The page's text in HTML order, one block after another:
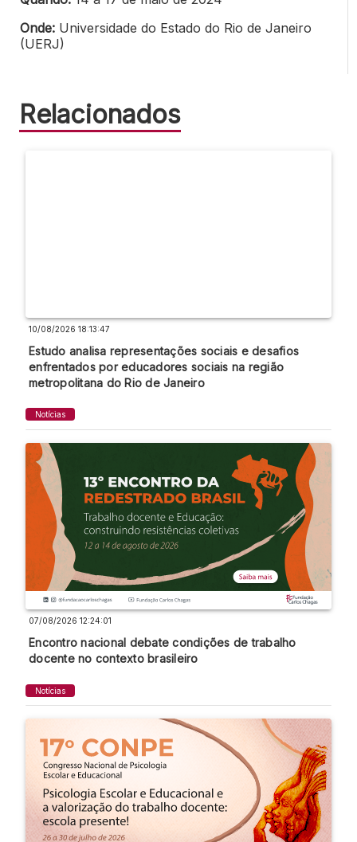
Onde:Universidade do Estado do Rio de Janeiro
(UERJ)
Relacionados
10/08/2026 18:13:47
Estudo analisa representações sociais e desafios
enfrentados por educadores sociais na região
metropolitana do Rio de Janeiro
Notícias
07/08/2026 12:24:01
Encontro nacional debate condições de trabalho
docente no contexto brasileiro
Notícias